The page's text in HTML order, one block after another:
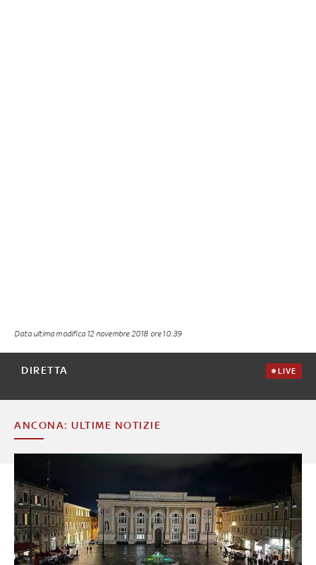
Data ultima modifica 12 novembre 2018 ore 10:39
DIRETTA LIVE
ANCONA: ULTIME NOTIZIE